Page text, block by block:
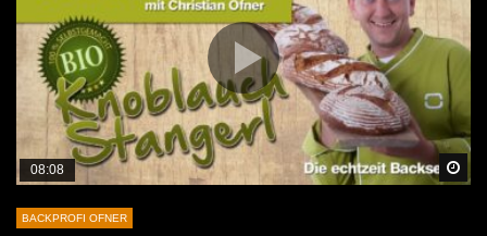
08:08
BACKPROFI OFNER